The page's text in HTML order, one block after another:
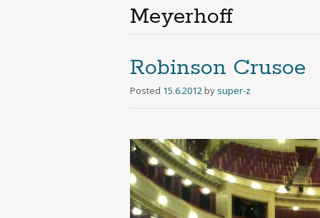
Meyerhoff
Robinson Crusoe
Posted 15.6.2012 by super-z